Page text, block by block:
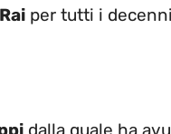
Rai per tutti i